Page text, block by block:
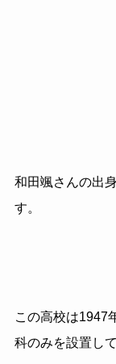
和田颯さんの出
す。
この高校は1947
科のみを設置し